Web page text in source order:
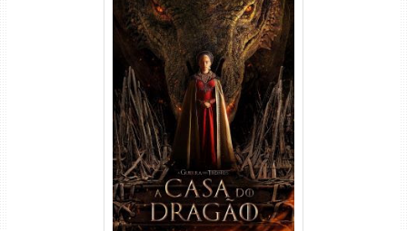
A Casa do Dragão 1ª
Temporada Torrent (2022)
WEB-DL 720p/1080p Dual
Áudio